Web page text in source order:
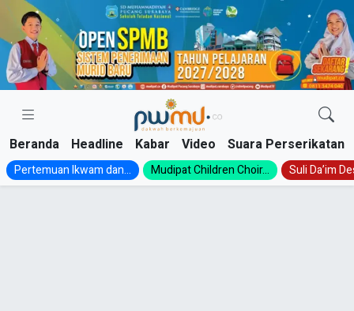
Skip
content
Beranda Headline Kabar Video Suara Perserikatan
Pertemuan Ikwam dan... Mudipat Children Choir... Suli Da’im